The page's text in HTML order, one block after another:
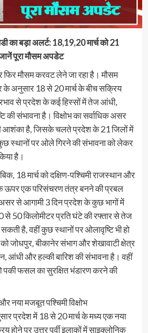
का बड़ा अलर्ट: 18,19,20 मार्च को 21
पूरा मौसम अपडेट
फिर मौसम करवट लेने जा रहा है। मौसम
के अनुसार 18 से 20 मार्च के बीच सक्रिय
से प्रदेश के कई हिस्सों में तेज आंधी,
की संभावना है। विक्षोभ का सर्वाधिक असर
आशंका है, जिसके चलते प्रदेश के 21 जिलों में
स्थानों पर ओले गिरने की संभावना को लेकर
है।
18 मार्च को दक्षिण-पश्चिमी राजस्थान और
ऊपर एक परिसंचरण तंत्र बनने की प्रबल
से आगामी 3 दिन प्रदेश के कुछ भागों में
50 किलोमीटर प्रति घंटे की रफ्तार से तेज
है, वहीं कुछ स्थानों पर ओलावृष्टि भी हो
जोधपुर, बीकानेर संभाग और शेखावाटी क्षेत्र
आंधी और हल्की बारिश की संभावना है। वहीं
पकी फसल का सुरक्षित भंडारण करने की
नया मजबूत पश्चिमी विक्षोभ
प्रदेश में 18 से 20 मार्च के मध्य एक नया
होने पर उत्तर पूर्वी इलाकों में साइक्लोनिक